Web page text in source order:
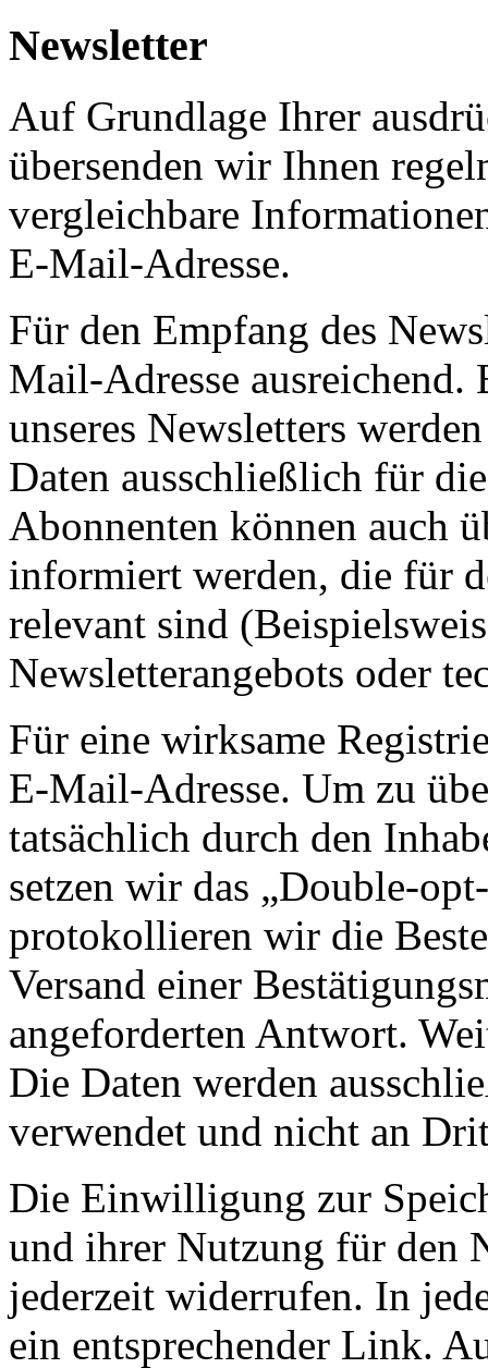
Newsletter
Auf Grundlage Ihrer
übersenden wir Ihnen
vergleichbare
E-Mail-Adresse.
Für den Empfang des
Mail-Adresse
unseres Newsletters
Daten ausschließlich für
Abonnenten können auch
informiert werden, die für
relevant sind
Newsletterangebots oder
Für eine wirksame
E-Mail-Adresse. Um zu
tatsächlich durch den
setzen wir das „Double-
protokollieren wir die
Versand einer
angeforderten Antwort.
Die Daten werden
verwendet und nicht an
Die Einwilligung zur
und ihrer Nutzung für den
jederzeit widerrufen. In
ein entsprechender Link.